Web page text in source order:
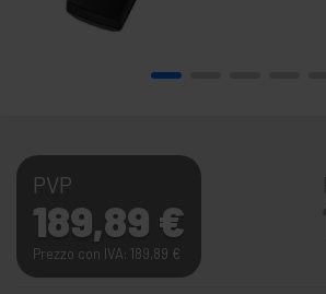
PVP
189,89 €
Prezzo con IVA: 189,89 €